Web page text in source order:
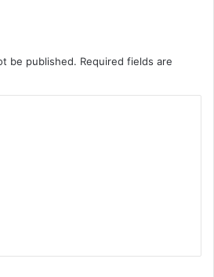
be published. Required fields are